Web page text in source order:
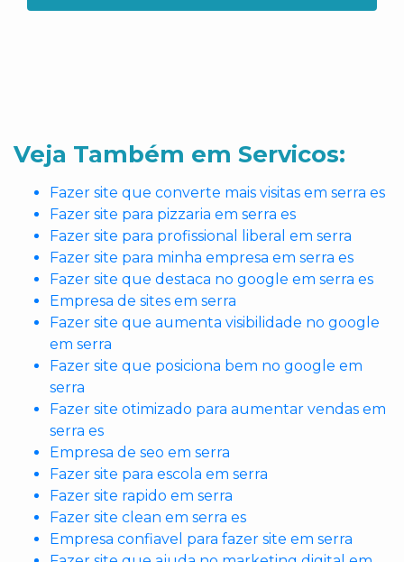
Veja Também em Servicos:
Fazer site que converte mais visitas em serra es
Fazer site para pizzaria em serra es
Fazer site para profissional liberal em serra
Fazer site para minha empresa em serra es
Fazer site que destaca no google em serra es
Empresa de sites em serra
Fazer site que aumenta visibilidade no google
em serra
Fazer site que posiciona bem no google em
serra
Fazer site otimizado para aumentar vendas em
serra es
Empresa de seo em serra
Fazer site para escola em serra
Fazer site rapido em serra
Fazer site clean em serra es
Empresa confiavel para fazer site em serra